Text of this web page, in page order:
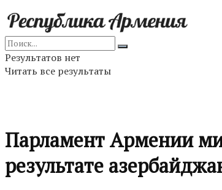
Результатов нет
Читать все результаты
Парламент Армении
результате